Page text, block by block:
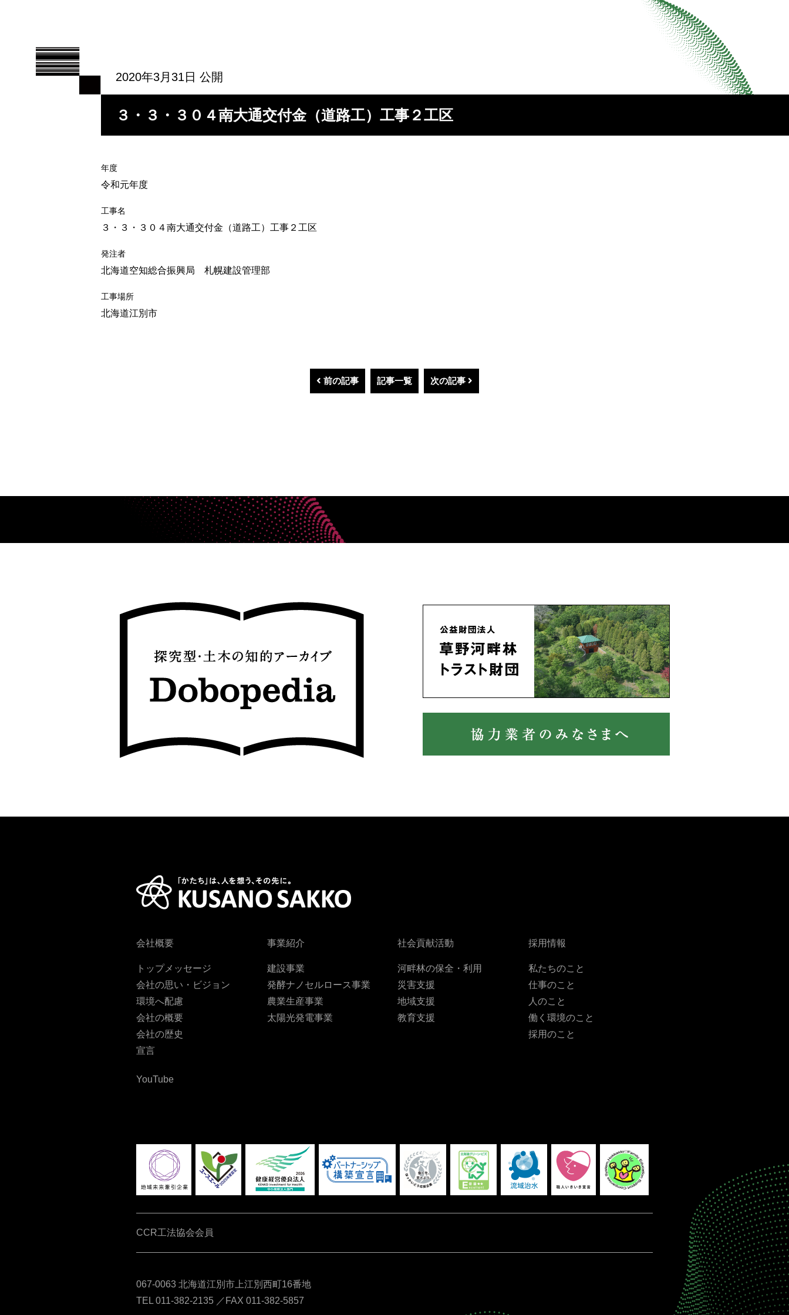
2020年3月31日 公開
３・３・３０４南大通交付金（道路工）工事２工区
年度
令和元年度
工事名
３・３・３０４南大通交付金（道路工）工事２工区
発注者
北海道空知総合振興局 札幌建設管理部
工事場所
北海道江別市
前の記事 記事一覧 次の記事
会社概要
トップメッセージ
会社の思い・ビジョン
環境へ配慮
会社の概要
会社の歴史
宣言
事業紹介
建設事業
発酵ナノセルロース事業
農業生産事業
太陽光発電事業
社会貢献活動
河畔林の保全・利用
災害支援
地域支援
教育支援
採用情報
私たちのこと
仕事のこと
人のこと
働く環境のこと
採用のこと
YouTube
CCR工法協会会員
067-0063 北海道江別市上江別西町16番地
TEL 011-382-2135 ／FAX 011-382-5857